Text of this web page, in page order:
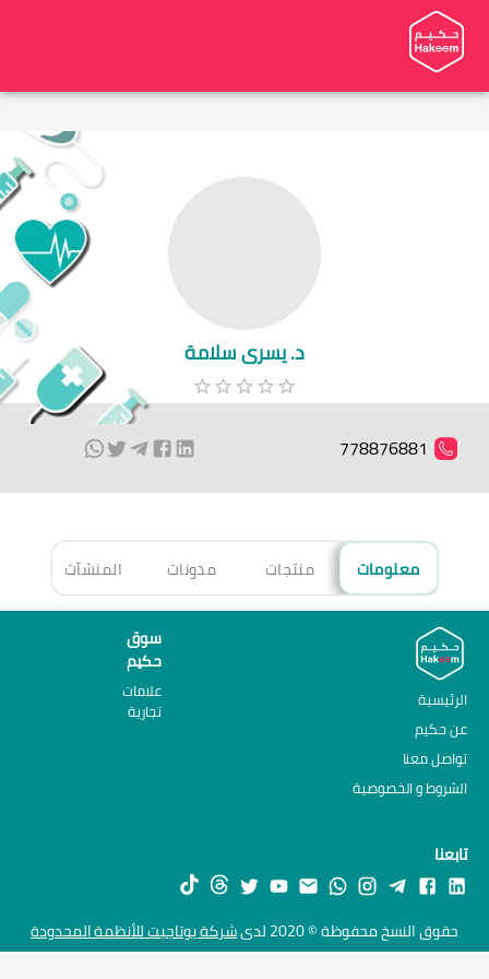
د. يسرى سلامة
778876881
معلومات منتجات مدونات المنشآت
الرئيسية
عن حكيم
تواصل معنا
الشروط و الخصوصية
سوق
حكيم
علامات
تجارية
تابعنا
حقوق النسخ محفوظة © 2020 لدى شركة يوتاجيت للأنظمة المحدودة